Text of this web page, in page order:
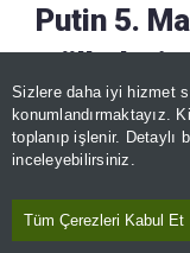
Sizlere daha iyi hizmet
konumlandırmaktayız.
toplanıp işlenir. Detaylı
inceleyebilirsiniz.
Tüm Çerezleri Kabul Et
Putin 5.
o ülkeleri
07 Ağustos, 2026 -
Paylaş